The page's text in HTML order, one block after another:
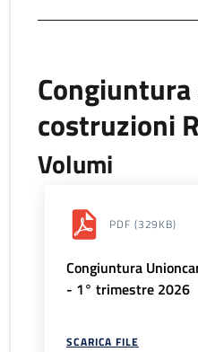
costruzioni
Volumi
PDF (329KB)
Congiuntura
- 1° trimestre 2026
SCARICA FILE